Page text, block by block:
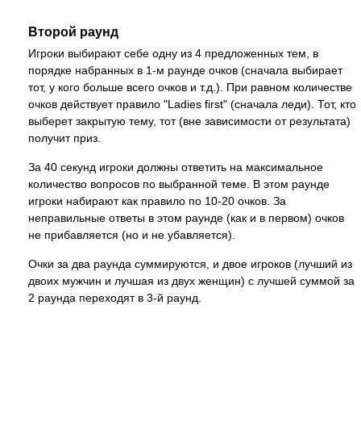
Второй раунд
Игроки выбирают себе одну из 4 предложенных тем, в
порядке набранных в 1-м раунде очков (сначала выбирает
тот, у кого больше всего очков и т.д.). При равном количестве
очков действует правило "Ladies first" (сначала леди). Тот, кто
выберет закрытую тему, тот (вне зависимости от результата)
получит приз.
За 40 секунд игроки должны ответить на максимальное
количество вопросов по выбранной теме. В этом раунде
игроки набирают как правило по 10-20 очков. За
неправильные ответы в этом раунде (как и в первом) очков
не прибавляется (но и не убавляется).
Очки за два раунда суммируются, и двое игроков (лучший из
двоих мужчин и лучшая из двух женщин) с лучшей суммой за
2 раунда переходят в 3-й раунд.